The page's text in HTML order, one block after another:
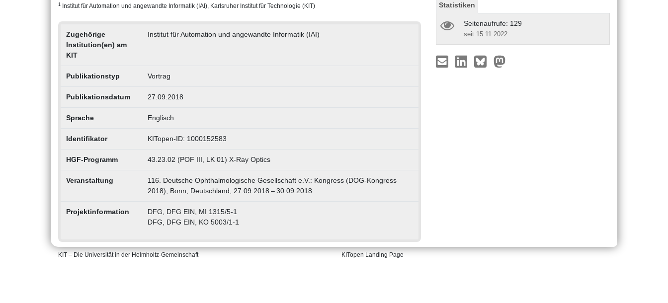
1 Institut für Automation und angewandte Informatik (IAI), Karlsruher Institut für Technologie (KIT)
Zugehörige
Institution(en) am
KIT
Institut für Automation und angewandte Informatik (IAI)
Publikationstyp Vortrag
Publikationsdatum 27.09.2018
Sprache Englisch
Identifikator KITopen-ID: 1000152583
HGF-Programm 43.23.02 (POF III, LK 01) X-Ray Optics
Veranstaltung
116. Deutsche Ophthalmologische Gesellschaft e.V.: Kongress (DOG-Kongress
2018), Bonn, Deutschland, 27.09.2018 – 30.09.2018
Projektinformation
DFG, DFG EIN, MI 1315/5-1
DFG, DFG EIN, KO 5003/1-1
Statistiken
Seitenaufrufe: 129
seit 15.11.2022
KIT – Die Universität in der Helmholtz-Gemeinschaft KITopen Landing Page